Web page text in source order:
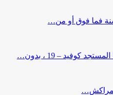
– 19 ، بدون…
بمراكش…